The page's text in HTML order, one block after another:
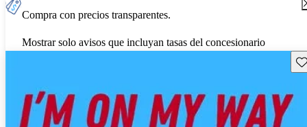
Compra con precios transparentes.
Mostrar solo avisos que incluyan tasas del concesionario